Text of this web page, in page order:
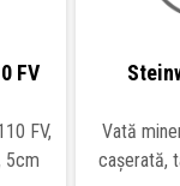
FV
FV,
5cm
Vată
cașerată,